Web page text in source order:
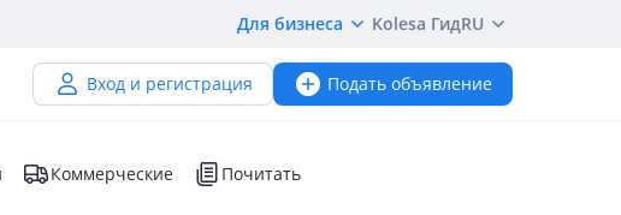
Для бизнеса Kolesa ГидRU
Вход и регистрация Подать объявление
Коммерческие Почитать